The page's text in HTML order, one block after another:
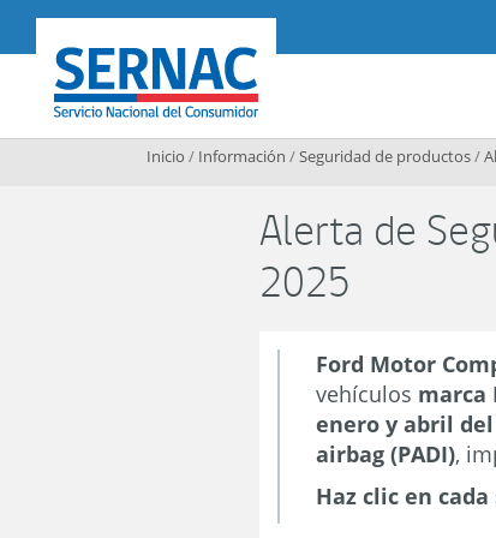
SERNAC
Inicio / Información /Seguridad de productos/
Alerta de
2025
Ford Motor
vehículos marca
enero y abril del
airbag (PADI),
Haz clic en